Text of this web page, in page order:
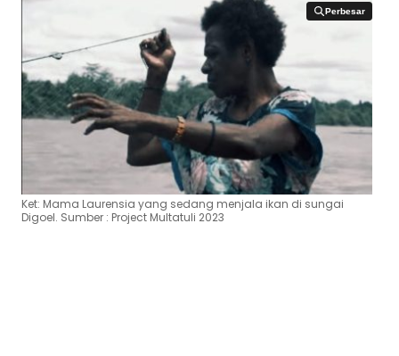
Perbesar
Perbesar
Ket: Mama Laurensia yang sedang menjala ikan di sungai
Digoel. Sumber : Project Multatuli 2023